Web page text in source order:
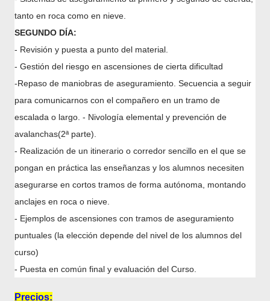
tanto en roca como en nieve.
SEGUNDO DÍA:
- Revisión y puesta a punto del material.
- Gestión del riesgo en ascensiones de cierta dificultad
-Repaso de maniobras de aseguramiento. Secuencia a seguir
para comunicarnos con el compañero en un tramo de
escalada o largo. - Nivología elemental y prevención de
avalanchas(2ª parte).
- Realización de un itinerario o corredor sencillo en el que se
pongan en práctica las enseñanzas y los alumnos necesiten
asegurarse en cortos tramos de forma autónoma, montando
anclajes en roca o nieve.
- Ejemplos de ascensiones con tramos de aseguramiento
puntuales (la elección depende del nivel de los alumnos del
curso)
- Puesta en común final y evaluación del Curso.
Precios: